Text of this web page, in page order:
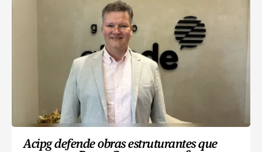
Acipg defende obras estruturantes que